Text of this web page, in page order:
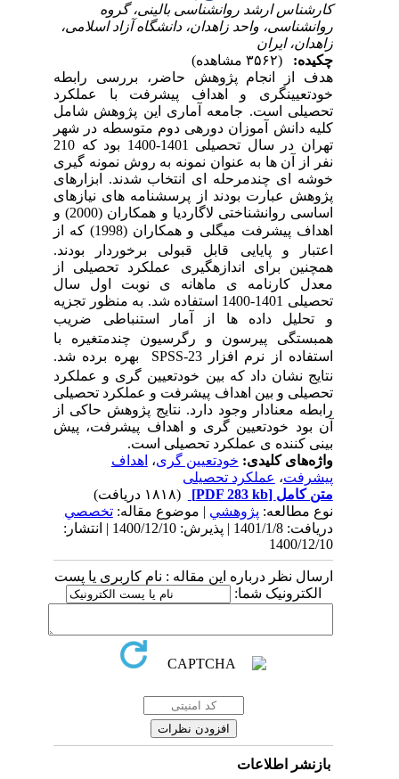
کارشناس ارشد روانشناسی بالینی، گروه
روانشناسی، واحد زاهدان، دانشگاه آزاد اسلامی،
زاهدان، ایران
چکیده:
هدف از انجام پژوهش حاضر،بررسی رابطه
خودتعیینگری و اهداف پیشرفت با عملکرد
تحصیلیاست. جامعه آماری این پژوهش شامل
کلیه دانش آموزان دوره ی دوم متوسطه در شهر
تهران در سال تحصیلی 1401-1400 بود
که 210
نفر از آن ها به عنوان نمونه به روش نمونه گیری
خوشه ای چند مرحله ای انتخاب شدند.ابزارهای
پژوهش عبارت بودند از
پرسشنامههای نیازهای
اساسی روانشناختی لاگاردیا و همکاران (2000) و
اهداف پیشرفت میگلی و همکاران (1998)
که از
اعتبار و پایایی قابل قبولی برخوردار بودند.
همچنین برای اندازه گیری عملکرد تحصیلی از
معدل کارنامه ی ماهانه ی نوبت اول سال
تحصیلی 1401-1400 ا
ستفاده شد.به منظور تجزیه
و تحلیل داده ها از آمار استنباطی ضریب
همبستگی پیرسون و رگرسیون چندمتغیره با
استفاده از نرمافزار SPSS-23 بهره برده شد.
نتایج نشان داد که بین خودتعیینگری و عملکرد
تحصیلی و بین اهداف پیشرفت و عملکرد تحصیلی
رابطه معنادار وجود دارد.نتایج پژوهش حاکی از
آن بود خودتعیینگری و اهداف پیشرفت، پیش
بینی کننده ی عملکرد تحصیلی است.
واژه‌های کلیدی:خودتعیین گری،اهداف
پیشرفت،عملکرد تحصیلی
متن کامل[PDF 283 kb]
نوع مطالعه:پژوهشي| موضوع مقاله:تخصصي
دریافت: 1401/1/8 | پذیرش: 1400/12/10 | انتشار:
1400/12/10
ارسال نظر درباره این مقاله : نام کاربری یا پست
الکترونیک شما:
بازنشر اطلاعات